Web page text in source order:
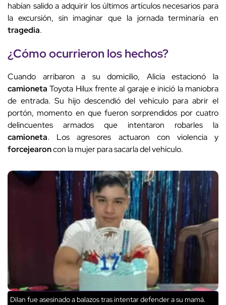
habían salido a adquirir los últimos artículos necesarios para
la excursión, sin imaginar que la jornada terminaría en
tragedia.
¿Cómo ocurrieron los hechos?
Cuando arribaron a su domicilio, Alicia estacionó la
camioneta Toyota Hilux frente al garaje e inició la maniobra
de entrada. Su hijo descendió del vehículo para abrir el
portón, momento en que fueron sorprendidos por cuatro
delincuentes armados que intentaron robarles la
camioneta. Los agresores actuaron con violencia y
forcejearoncon la mujer para sacarla del vehículo.
Dilan fue asesinado a balazos tras intentar defender a su mamá.